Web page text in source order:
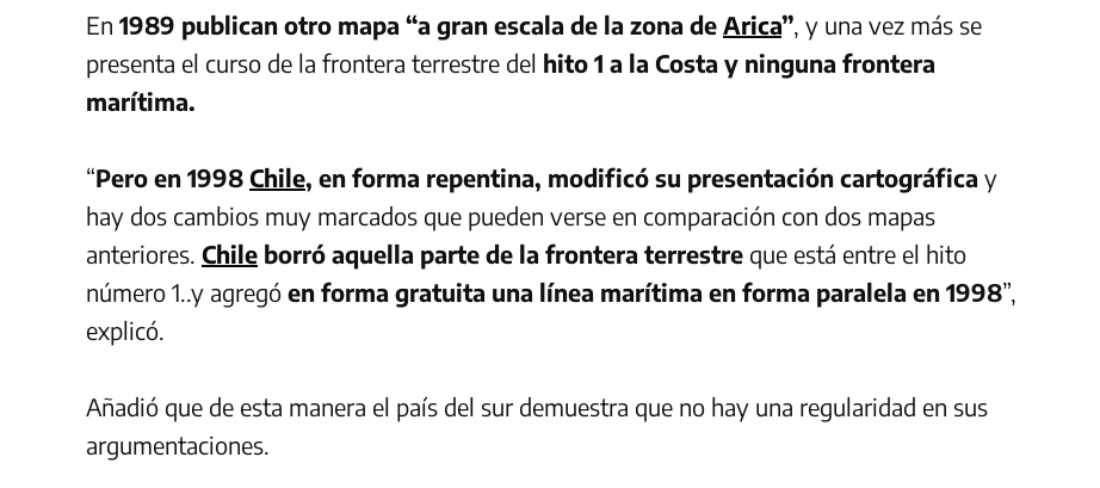
En 1989 publican otro mapa “a gran escala de la zona de Arica”, y una vez más se
presenta el curso de la frontera terrestre del hito 1 a la Costa y ninguna frontera
marítima.
“Pero en 1998 Chile, en forma repentina, modificó su presentación cartográfica y
hay dos cambios muy marcados que pueden verse en comparación con dos mapas
anteriores. Chile borró aquella parte de la frontera terrestre que está entre el hito
número 1..y agregó en forma gratuita una línea marítima en forma paralela en 1998”,
explicó.
Añadió que de esta manera el país del sur demuestra que no hay una regularidad en sus
argumentaciones.